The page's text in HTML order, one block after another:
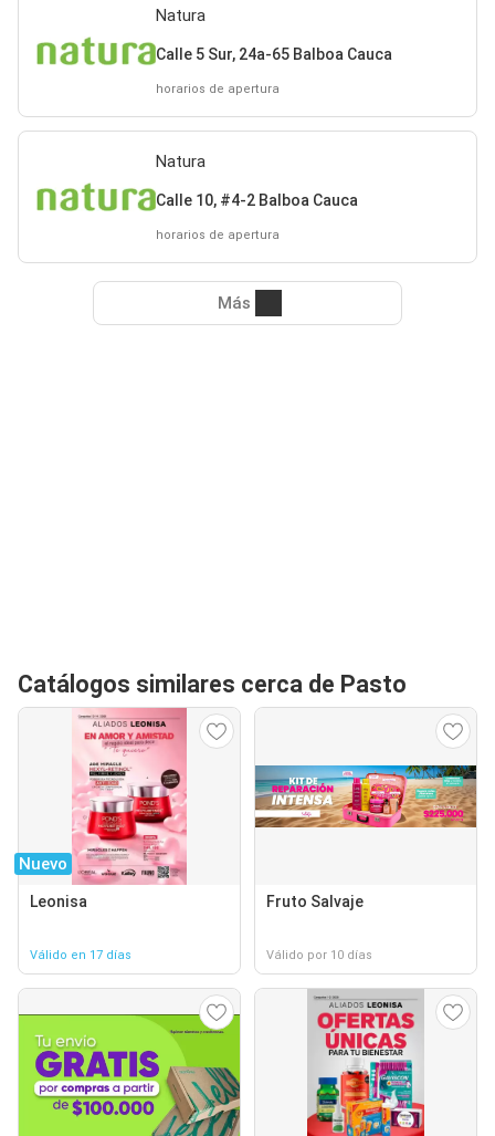
Natura
Calle 5 Sur, 24a-65 Balboa Cauca
horarios de apertura
Natura
Calle 10, #4-2 Balboa Cauca
horarios de apertura
Más
Catálogos similares cerca de Pasto
Nuevo
Leonisa
Válido en 17 días
Fruto Salvaje
Válido por 10 días